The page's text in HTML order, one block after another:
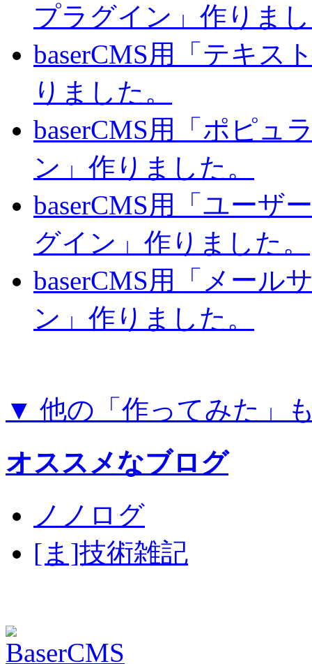
プラグイン」作りま
baserCMS用「テキス
りました。
baserCMS用「ポピュ
ン」作りました。
baserCMS用「ユーザ
グイン」作りました。
baserCMS用「メール
ン」作りました。
▼ 他の「作ってみた」
オススメなブログ
ノノログ
[ま]技術雑記